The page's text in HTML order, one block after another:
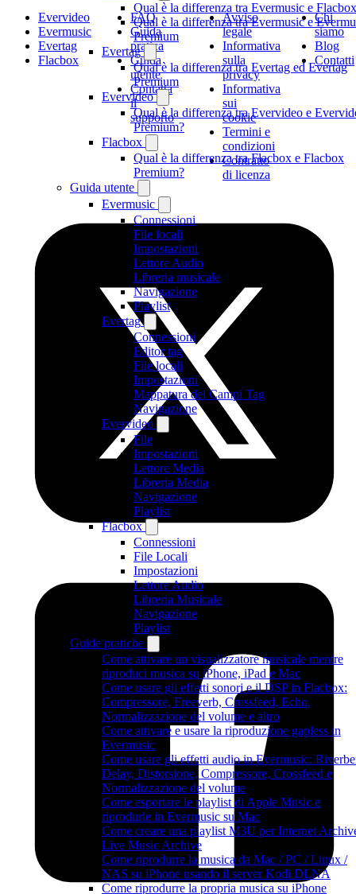
Qual è la differenza tra Evermusic e Flacbox
Qual è la differenza tra Evermusic e
Premium
Evertag
Qual è la differenza tra Evertag ed Evertag
Premium
Evervideo
Qual è la differenza tra Evervideo e
Premium?
Flacbox
Qual è la differenza tra Flacbox e Flacbox
Premium?
Guida utente
Evermusic
Connessioni
File locali
Impostazioni
Lettore Audio
Libreria musicale
Navigazione
Playlist
Evertag
Connessioni
Editor tag
File locali
Impostazioni
Mappatura dei Campi Tag
Navigazione
Evervideo
File
Impostazioni
Lettore Media
Libreria Media
Navigazione
Playlist
Flacbox
Connessioni
File Locali
Impostazioni
Lettore Audio
Libreria Musicale
Navigazione
Playlist
Guide pratiche
Come attivare un visualizzatore musicale mentre
riproduci musica su iPhone, iPad e Mac
Come usare gli effetti sonori e il DSP in Flacbox:
Compressore, Freeverb, Crossfeed, Echo,
Normalizzazione del volume e altro
Come attivare e usare la riproduzione gapless in
Evermusic
Come usare gli effetti audio in Evermusic:
Delay, Distorsione, Compressore, Crossfeed e
Normalizzazione del volume
Come esportare le playlist di Apple Music e
riprodurle in Evermusic su Mac
Come creare una playlist M3U per Internet
Live Music Archive
Come riprodurre la musica da Mac / PC / Linux /
NAS su iPhone usando il server Kodi DLNA
Come riprodurre la propria musica su iPhone
Evervideo
Evermusic
Evertag
Flacbox
FAQ
Guida
pratica
Guida
utente
Contatta
il
supporto
Avviso
legale
Informativa
sulla
privacy
Informativa
sui
cookie
Termini e
condizioni
Contratto
di licenza
Chi
siamo
Blog
Contatti